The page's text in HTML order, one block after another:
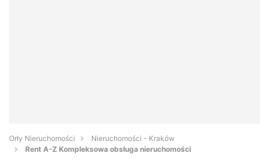
Orły Nieruchomości
Nieruchomości - Kraków
Rent A-Z Kompleksowa obsługa nieruchomości